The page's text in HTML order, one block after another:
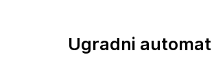
Ugradni